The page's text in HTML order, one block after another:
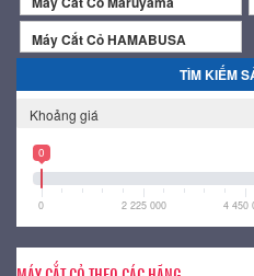
Máy Cắt Cỏ HAMABUSA
TÌM KIẾM
Khoảng giá
0
0 2 225 000 4 450